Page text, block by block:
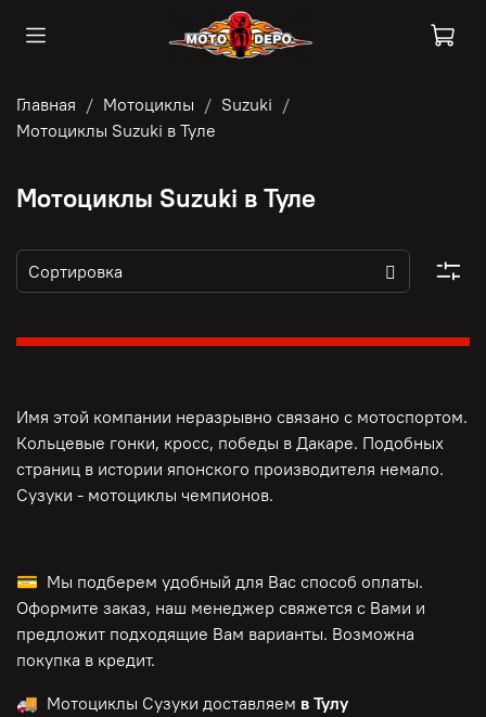
Главная Мотоциклы
Suzuki
Мотоциклы Suzuki в Туле
Мотоциклы Suzuki в Туле
Имя этой компании неразрывно связано с мотоспортом.
Кольцевые гонки, кросс, победы в Дакаре. Подобных
страниц в истории японского производителя немало.
Сузуки - мотоциклы чемпионов.
💳 Мы подберем удобный для Вас способ оплаты.
Оформите заказ, наш менеджер свяжется с Вами и
предложит подходящие Вам варианты. Возможна
покупка в кредит.
🚚 Мотоциклы Сузуки доставляем в Тулу